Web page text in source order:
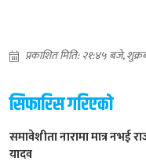
प्रकाशित मिति: २१:४५ बजे,
सिफारिस गरिएको
समावेशीता नारामा मात्र नभई
यादव